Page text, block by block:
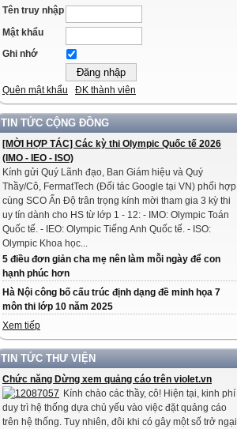
Tên truy nhập
Mật khẩu
Ghi nhớ
Quên mật khẩu ĐK thành viên
TIN TỨC CỘNG ĐỒNG
[MỜI HỢP TÁC] Các kỳ thi Olympic Quốc tế 2026
(IMO - IEO - ISO)
Kính gửi Quý Lãnh đạo, Ban Giám hiệu và Quý
Thầy/Cô, FermatTech (Đối tác Google tại VN) phối hợp
cùng SCO Ấn Độ trân trọng kính mời tham gia 3 kỳ thi
uy tín dành cho HS từ lớp 1 - 12: - IMO: Olympic Toán
Quốc tế. - IEO: Olympic Tiếng Anh Quốc tế. - ISO:
Olympic Khoa học...
5 điều đơn giản cha mẹ nên làm mỗi ngày để con
hạnh phúc hơn
Hà Nội công bố cấu trúc định dạng đề minh họa 7
môn thi lớp 10 năm 2025
Xem tiếp
TIN TỨC THƯ VIỆN
Chức năng Dừng xem quảng cáo trên violet.vn
Kính chào các thầy, cô! Hiện tại, kinh phí
duy trì hệ thống dựa chủ yếu vào việc đặt quảng cáo
trên hệ thống. Tuy nhiên, đôi khi có gây một số trở ngại